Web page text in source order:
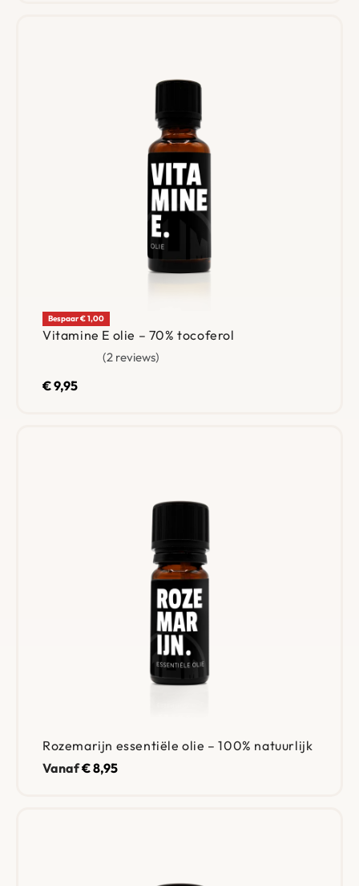
Bespaar € 1,00
Vitamine E olie – 70% tocoferol
2 reviews
€9,95
Rozemarijn essentiële olie – 100% natuurlijk
Vanaf€8,95